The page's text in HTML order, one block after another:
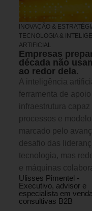
INOVAÇÃO &
TECNOLOGIA &
ARTIFICIAL
Empresas
década não
ao redor dela.
A inteligência
ferramenta de
infraestrutura
processos e
marcado pelo
desafio das
tecnologia, mas
e máquinas
Ulisses Pimentel -
Executivo, advisor e
especialista em
consultivas B2B